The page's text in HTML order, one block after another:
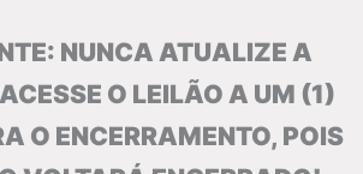
NUNCA ATUALIZE A
O LEILÃO A UM (1)
O ENCERRAMENTO, POIS